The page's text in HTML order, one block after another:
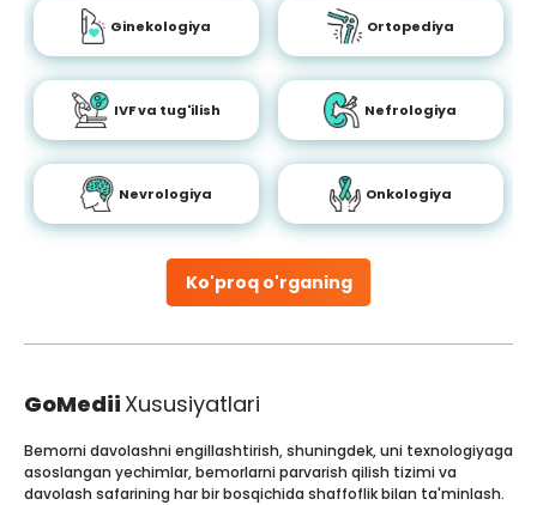
Ko'proq o'rganing
Ginekologiya Ortopediya
IVF va tug'ilish Nefrologiya
Nevrologiya Onkologiya
GoMedii Xususiyatlari
Bemorni davolashni engillashtirish, shuningdek, uni texnologiyaga
asoslangan yechimlar, bemorlarni parvarish qilish tizimi va
davolash safarining har bir bosqichida shaffoflik bilan ta'minlash.